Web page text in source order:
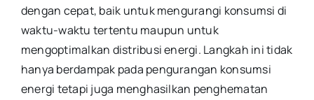
dengan cepat, baik untuk mengurangi konsumsi di
waktu-waktu tertentu maupun untuk
mengoptimalkan distribusi energi. Langkah ini tidak
hanya berdampak pada pengurangan konsumsi
energi tetapi juga menghasilkan penghematan